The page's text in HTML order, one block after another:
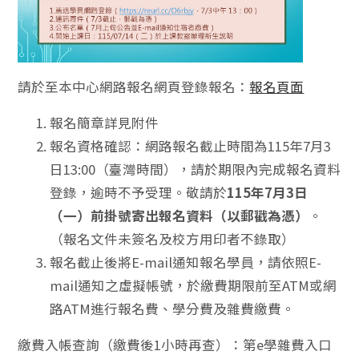
請於至本中心網路報名網頁登錄報名：報名頁面
報名簡章詳見附件
報名資格確認：網路報名截止時間為115年7月3
日13:00（臺灣時間），請於期限內完成報名資料
登錄，逾時不予受理。敬請於115年7月3日
（一）前掛號寄出報名資料（以郵戳為憑）
。
（報名文件未簽名及校方用印者不錄取）
報名截止後將E-mail通知報名學員，請依照E-
mail通知之虛擬帳號，於繳費期限前至ATM或網
路ATM進行報名費、學分費及雜費繳費。
繳費入帳查詢（繳費後1小時再查）：第e學雜費入口